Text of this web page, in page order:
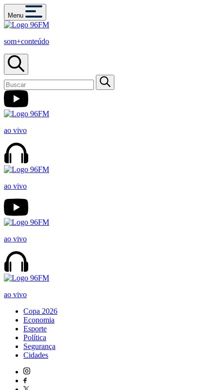
Menu
som+conteúdo
ao vivo
ao vivo
ao vivo
ao vivo
Copa 2026
Economia
Esporte
Política
Segurança
Cidades